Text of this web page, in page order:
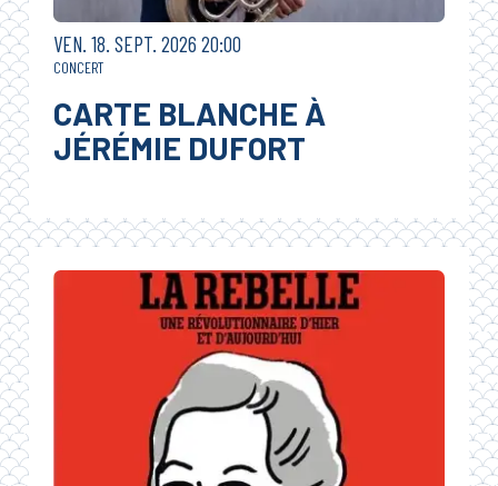
VENDREDI
VEN. 18. SEPTEMBRE
SEPT. 2026 20:00
CONCERT
CARTE BLANCHE À
JÉRÉMIE DUFORT